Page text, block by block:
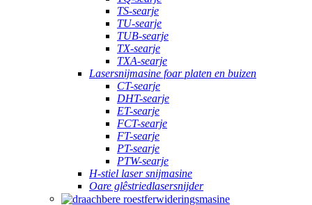
TS-searje
TU-searje
TUB-searje
TX-searje
TXA-searje
Lasersnijmasine foar platen en buizen
CT-searje
DHT-searje
ET-searje
FCT-searje
FT-searje
PT-searje
PTW-searje
H-stiel laser snijmasine
Oare glêstriedlasersnijder